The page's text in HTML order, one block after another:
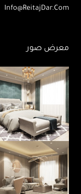
Info@ReitajDar.com
معرض صور